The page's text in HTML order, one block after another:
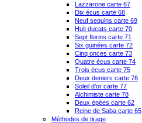
Lazzarone carte 67
Dix écus carte 68
Neuf sequins carte 69
Huit ducats carte 70
Sept florins carte 71
Six guinées carte 72
Cinq onces carte 73
Quatre écus carte 74
Trois écus carte 75
Deux deniers carte 76
Soleil d'or carte 77
Alchimiste carte 78
Deux épées carte 62
Reine de Saba carte 65
Méthodes de tirage